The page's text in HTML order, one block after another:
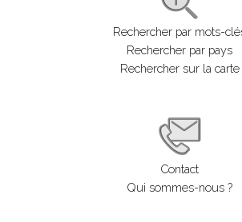
Rechercher par mots-
Rechercher par pays
Rechercher sur la carte
Contact
Qui sommes-nous ?